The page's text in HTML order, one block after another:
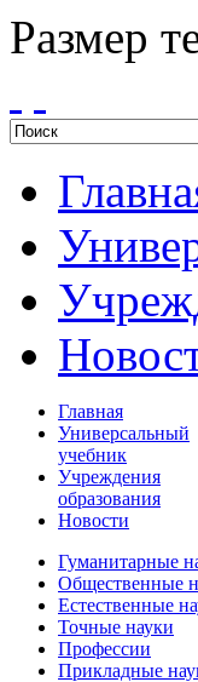
Размер
Главная
Универсальный
учебник
Учреждения
образования
Новости
Гуманитарные
Общественные
Естественные
Точные науки
Профессии
Прикладные